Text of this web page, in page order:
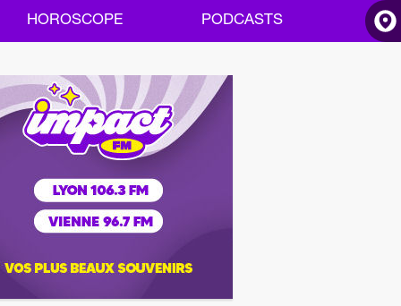
HOROSCOPE PODCASTS